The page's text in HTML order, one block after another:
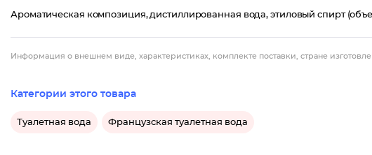
Ароматическая композиция, дистиллированная вода, этиловый спирт
Информация о внешнем виде, характеристиках, комплекте поставки, стране
Категории этого товара
Туалетная вода Французская туалетная вода